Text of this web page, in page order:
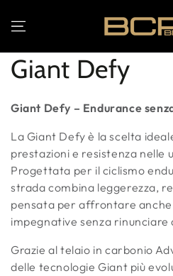
CONTENUTO
Collezione:
Giant Defy
Giant Defy – Endurance
La Giant Defy è la scelta
prestazioni e resistenza nelle
Progettata per il ciclismo
strada combina leggerezza,
pensata per affrontare
impegnative senza rinunciare
Grazie al telaio in carbonio
delle tecnologie Giant più